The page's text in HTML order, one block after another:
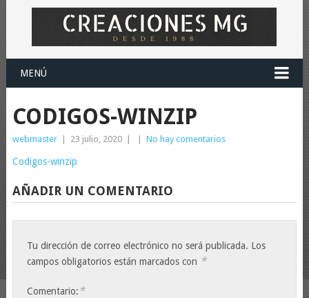
MENÚ
CODIGOS-WINZIP
webmaster 23 julio, 2020 No hay comentarios
Codigos-winzip
AÑADIR UN COMENTARIO
Tu dirección de correo electrónico no será publicada. Los
campos obligatorios están marcados con *
Comentario: *